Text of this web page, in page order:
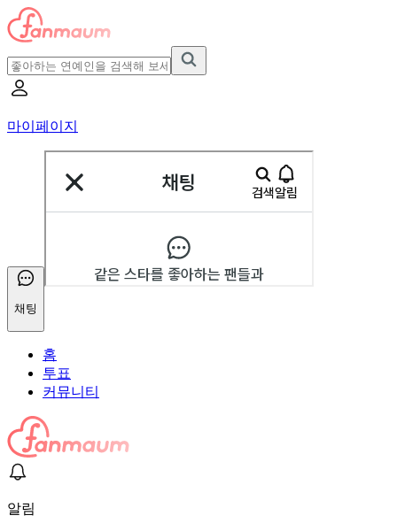
마이페이지
채팅
홈
투표
커뮤니티
알림